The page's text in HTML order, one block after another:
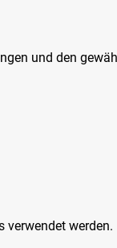
und den
verwendet werden.